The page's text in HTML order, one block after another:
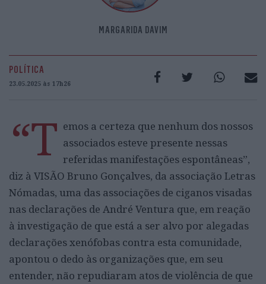
MARGARIDA DAVIM
POLÍTICA
23.05.2025 às 17h26
“T emos a certeza que nenhum dos nossos
associados esteve presente nessas
referidas manifestações espontâneas”,
diz à VISÃO Bruno Gonçalves, da associação Letras
Nómadas, uma das associações de ciganos visadas
nas declarações de André Ventura que, em reação
à investigação de que está a ser alvo por alegadas
declarações xenófobas contra esta comunidade,
apontou o dedo às organizações que, em seu
entender, não repudiaram atos de violência de que